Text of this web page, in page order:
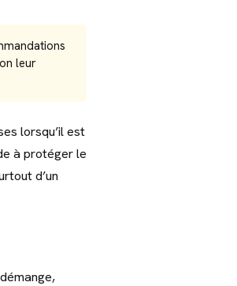
leur
lorsqu’il est
à protéger le
d’un